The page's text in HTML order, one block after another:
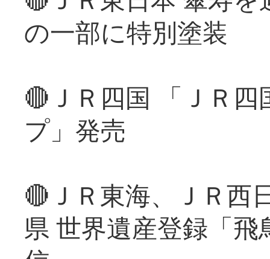
の一部に特別塗装
🔴ＪＲ四国 「ＪＲ
プ」発売
🔴ＪＲ東海、ＪＲ西
県 世界遺産登録「